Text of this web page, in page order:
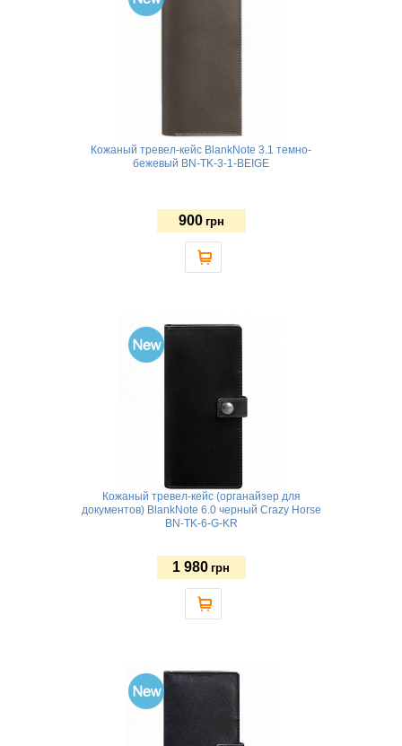
Кожаный тревел-кейс BlankNote 3.1 темно-
бежевый BN-TK-3-1-BEIGE
900 грн
Кожаный тревел-кейс (органайзер для
документов) BlankNote 6.0 черный Crazy Horse
BN-TK-6-G-KR
1 980 грн